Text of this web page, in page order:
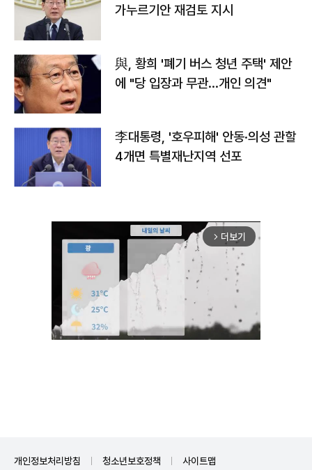
가누르기안 재검토 지시
與, 황희 '폐기 버스 청년 주택' 제안
에 "당 입장과 무관…개인 의견"
李대통령, '호우피해' 안동·의성 관할
4개면 특별재난지역 선포
arrow_forward_ios 더보기
개인정보처리방침 청소년보호정책 사이트맵